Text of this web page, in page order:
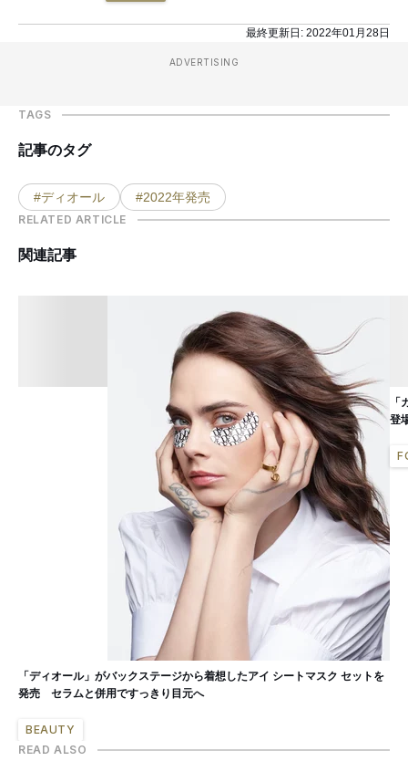
最終更新日: 2022年01月28日
ADVERTISING
TAGS
記事のタグ
#ディオール #2022年発売
RELATED ARTICLE
関連記事
「ディオール」がバックステージから着想したアイ シートマスク セットを
発売 セラムと併用ですっきり目元へ
BEAUTY
登
READ ALSO